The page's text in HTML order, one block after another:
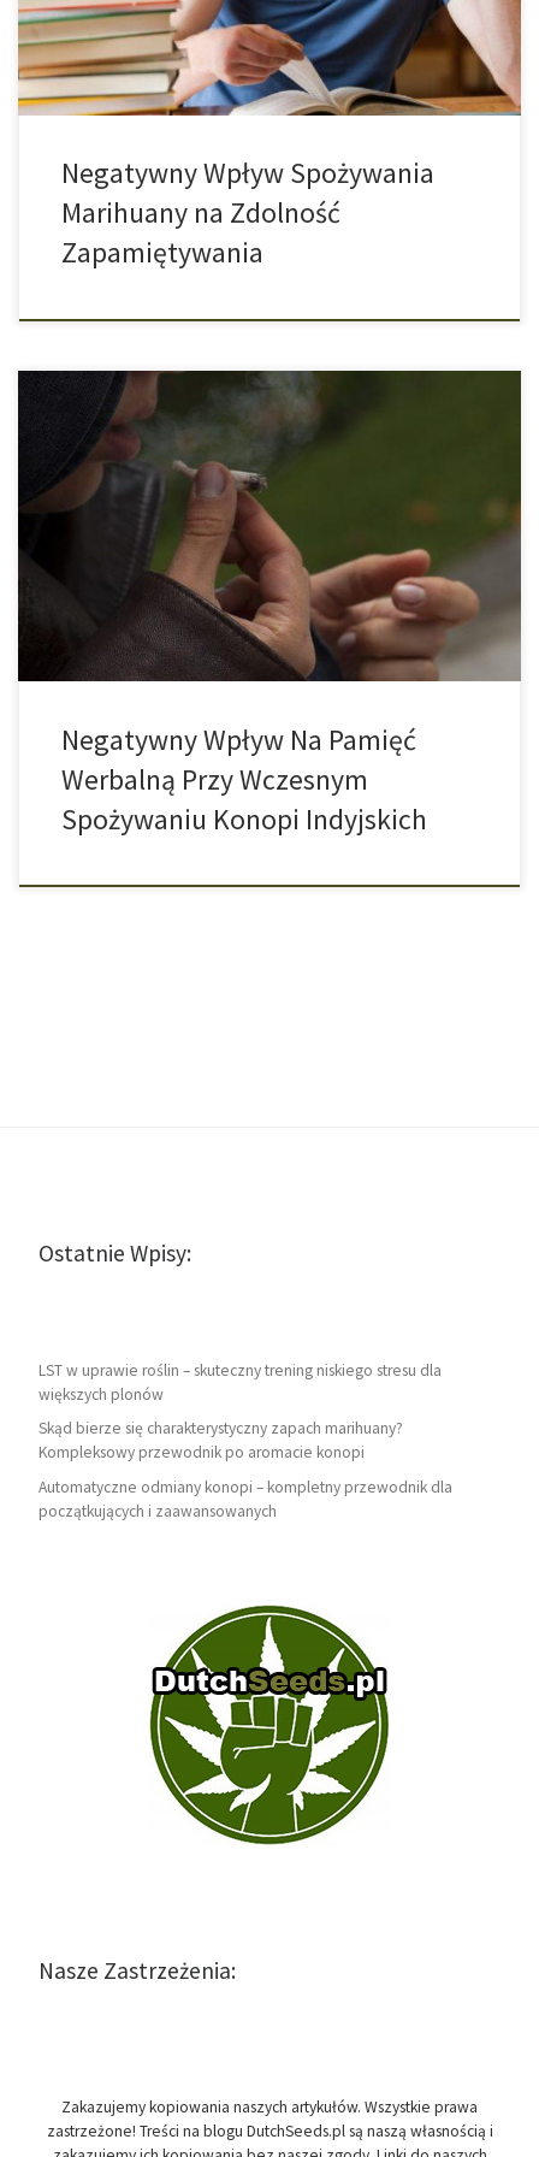
Jednak słaba pamięć werbalna może również powodować
problemy, […]
Negatywny Wpływ Spożywania
Marihuany na Zdolność
Zapamiętywania
Jak palenie marihuany wpływa na sprawność umysłową młodych
ludzi? Zespół badawczy z USA badał tę kwestię przeprowadzając
swoje analizy na rodzeństwach. Podczas nauki do następnego
testu lub egzaminu dobra pamięć powinna być atutem. Jednak
każdy, kto w wieku młodzieńczym regularnie pali marihuanę musi
liczyć się z tym, że jego zdolność […]
Negatywny Wpływ Na Pamięć
Werbalną Przy Wczesnym
Spożywaniu Konopi Indyjskich
Ostatnie Wpisy:
LST w uprawie roślin – skuteczny trening niskiego stresu dla
większych plonów
Skąd bierze się charakterystyczny zapach marihuany?
Kompleksowy przewodnik po aromacie konopi
Automatyczne odmiany konopi – kompletny przewodnik dla
początkujących i zaawansowanych
Nasze Zastrzeżenia:
Zakazujemy kopiowania naszych artykułów. Wszystkie prawa
zastrzeżone! Treści na blogu DutchSeeds.pl są naszą własnością i